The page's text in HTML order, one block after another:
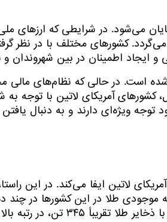
می‌شود. در شرایطی که ارزهای
کشورهای مختلف با در نظر
و ایجاد اطمینان در بین شهروندان
است. در حالی که نظام‌های مالی
کشورهای آمریکای لاتین با توجه
ویژه‌ای دارند و به دنبال یافتن
لاتین ایفا می‌کند. در این
موجودی طلا در این کشورها در چند
قابل‌توجهی را تجربه کرده است. به‌عنوان نمونه،